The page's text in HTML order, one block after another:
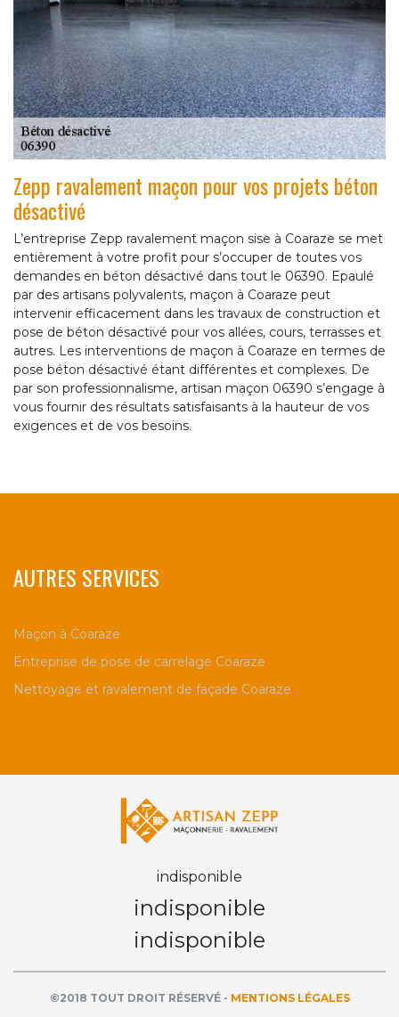
Zepp ravalement maçon pour vos projets béton
désactivé
L’entreprise Zepp ravalement maçon sise à Coaraze se met
entièrement à votre profit pour s’occuper de toutes vos
demandes en béton désactivé dans tout le 06390. Epaulé
par des artisans polyvalents, maçon à Coaraze peut
intervenir efficacement dans les travaux de construction et
pose de béton désactivé pour vos allées, cours, terrasses et
autres. Les interventions de maçon à Coaraze en termes de
pose béton désactivé étant différentes et complexes. De
par son professionnalisme, artisan maçon 06390 s’engage à
vous fournir des résultats satisfaisants à la hauteur de vos
exigences et de vos besoins.
AUTRES SERVICES
Maçon à Coaraze
Entreprise de pose de carrelage Coaraze
Nettoyage et ravalement de façade Coaraze
indisponible
indisponible
indisponible
©2018 TOUT DROIT RÉSERVÉ - MENTIONS LÉGALES